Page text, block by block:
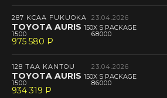
287 KCAA FUKUOKA 23.04.2026
TOYOTA AURIS 150X S PACKAGE
1500 68000
975 580 P
--
128 TAA KANTOU 23.04.2026
TOYOTA AURIS 150X S PACKAGE
1500 86000
934 319 P
--